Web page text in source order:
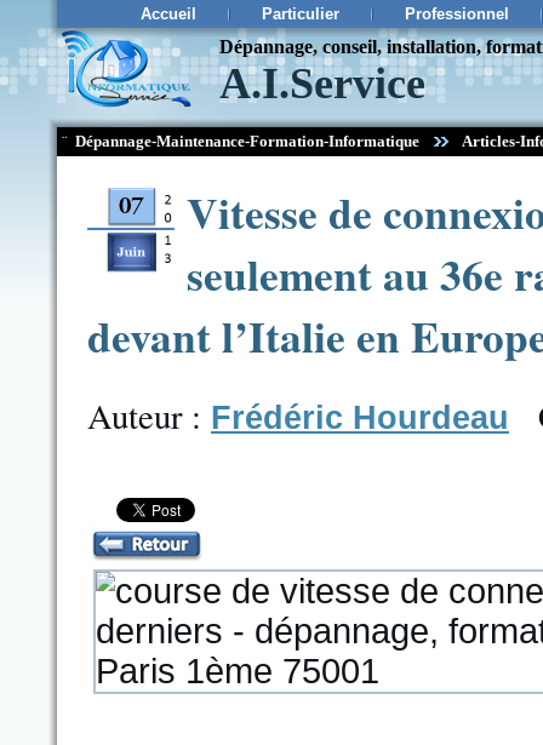
Accueil Particulier Professionnel
Dépannage, conseil, installation,
A.I.Service
¨ Dépannage-Maintenance-Formation-Informatique Articles-
Vitesse de
seulement au 36e
devant l’Italie en
Auteur : Frédéric Hourdeau